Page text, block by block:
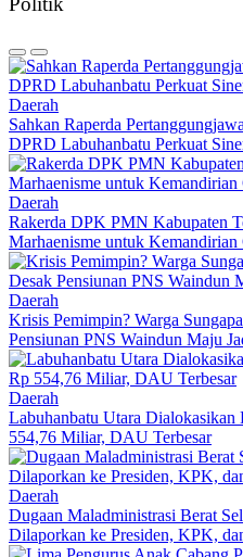
Daerah
Sahkan Raperda
DPRD Labuhanbatu Perkuat
Daerah
Rakerda DPK PMN Kabupaten
Marhaenisme untuk Kemandirian
Daerah
Krisis Pemimpin? Warga
Pensiunan PNS Waindun Maju
Daerah
Labuhanbatu Utara Dialokasikan
554,76 Miliar, DAU Terbesar
Daerah
Dugaan Maladministrasi Berat
Dilaporkan ke Presiden, KPK,